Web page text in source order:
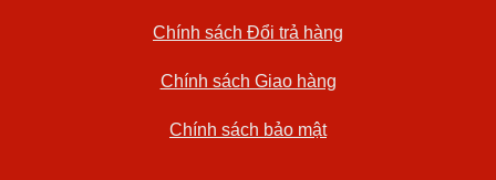
Chính sách Đổi trả hàng
Chính sách Giao hàng
Chính sách bảo mật